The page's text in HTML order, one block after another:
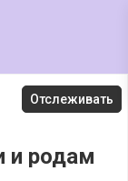
Отслеживать
и родам